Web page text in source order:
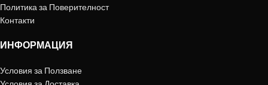
Политика за Поверителност
Контакти
ИНФОРМАЦИЯ
Условия за Ползване